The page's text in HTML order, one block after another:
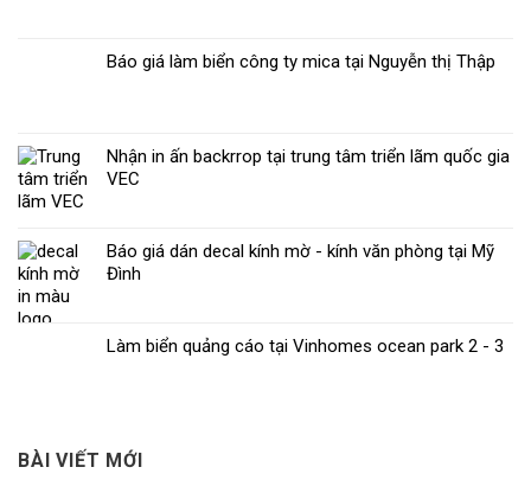
Báo giá làm biển công ty mica tại Nguyễn thị Thập
Nhận in ấn backrrop tại trung tâm triển lãm quốc gia
VEC
Báo giá dán decal kính mờ - kính văn phòng tại Mỹ
Đình
Làm biển quảng cáo tại Vinhomes ocean park 2 - 3
BÀI VIẾT MỚI